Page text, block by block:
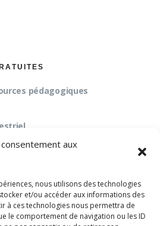
aux
nous utilisons des technologies
et/ou accéder aux informations des
à ces technologies nous permettra de
le comportement de navigation ou les ID
pédagogiques
(FAQ)